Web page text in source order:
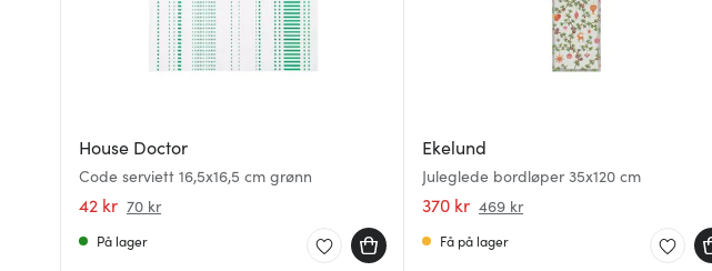
House Doctor
Code serviett 16,5x16,5 cm grønn
42 kr 70 kr
På lager
Ekelund
Juleglede bordløper 35x120 cm
370 kr 469 kr
Få på lager